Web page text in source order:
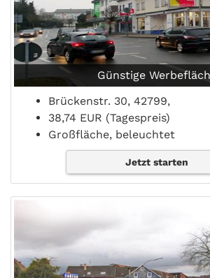
Günstige
Brückenstr. 30, 42799,
38,74 EUR (Tagespreis)
Großfläche, beleuchtet
Jetzt starten